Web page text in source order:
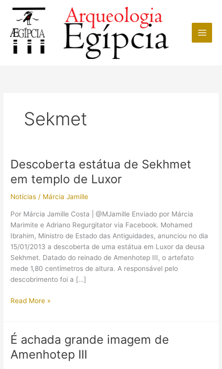
conteúdo
Sekmet
Descoberta estátua de Sekhmet
em templo de Luxor
Notícias / Márcia Jamille
Por Márcia Jamille Costa | @MJamille Enviado por Márcia
Marimite e Adriano Regurgitator via Facebook. Mohamed
Ibrahim, Ministro de Estado das Antiguidades, anunciou no dia
15/01/2013 a descoberta de uma estátua em Luxor da deusa
Sekhmet. Datado do reinado de Amenhotep III, o artefato
mede 1,80 centímetros de altura. A responsável pelo
descobrimento foi a […]
Descoberta
Sekhmet
em
templo
Read More »
É achada grande imagem de
Amenhotep III